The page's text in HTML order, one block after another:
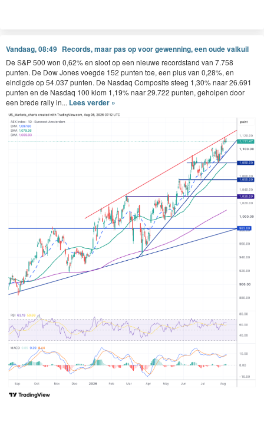
Vandaag, 08:49 Records, maar pas op voor gewenning, een oude valkuil
De S&P 500 won 0,62% en sloot op een nieuwe recordstand van 7.758
punten. De Dow Jones voegde 152 punten toe, een plus van 0,28%, en
eindigde op 54.037 punten. De Nasdaq Composite steeg 1,30% naar 26.691
punten en de Nasdaq 100 klom 1,19% naar 29.722 punten, geholpen door
een brede rally in... Lees verder »